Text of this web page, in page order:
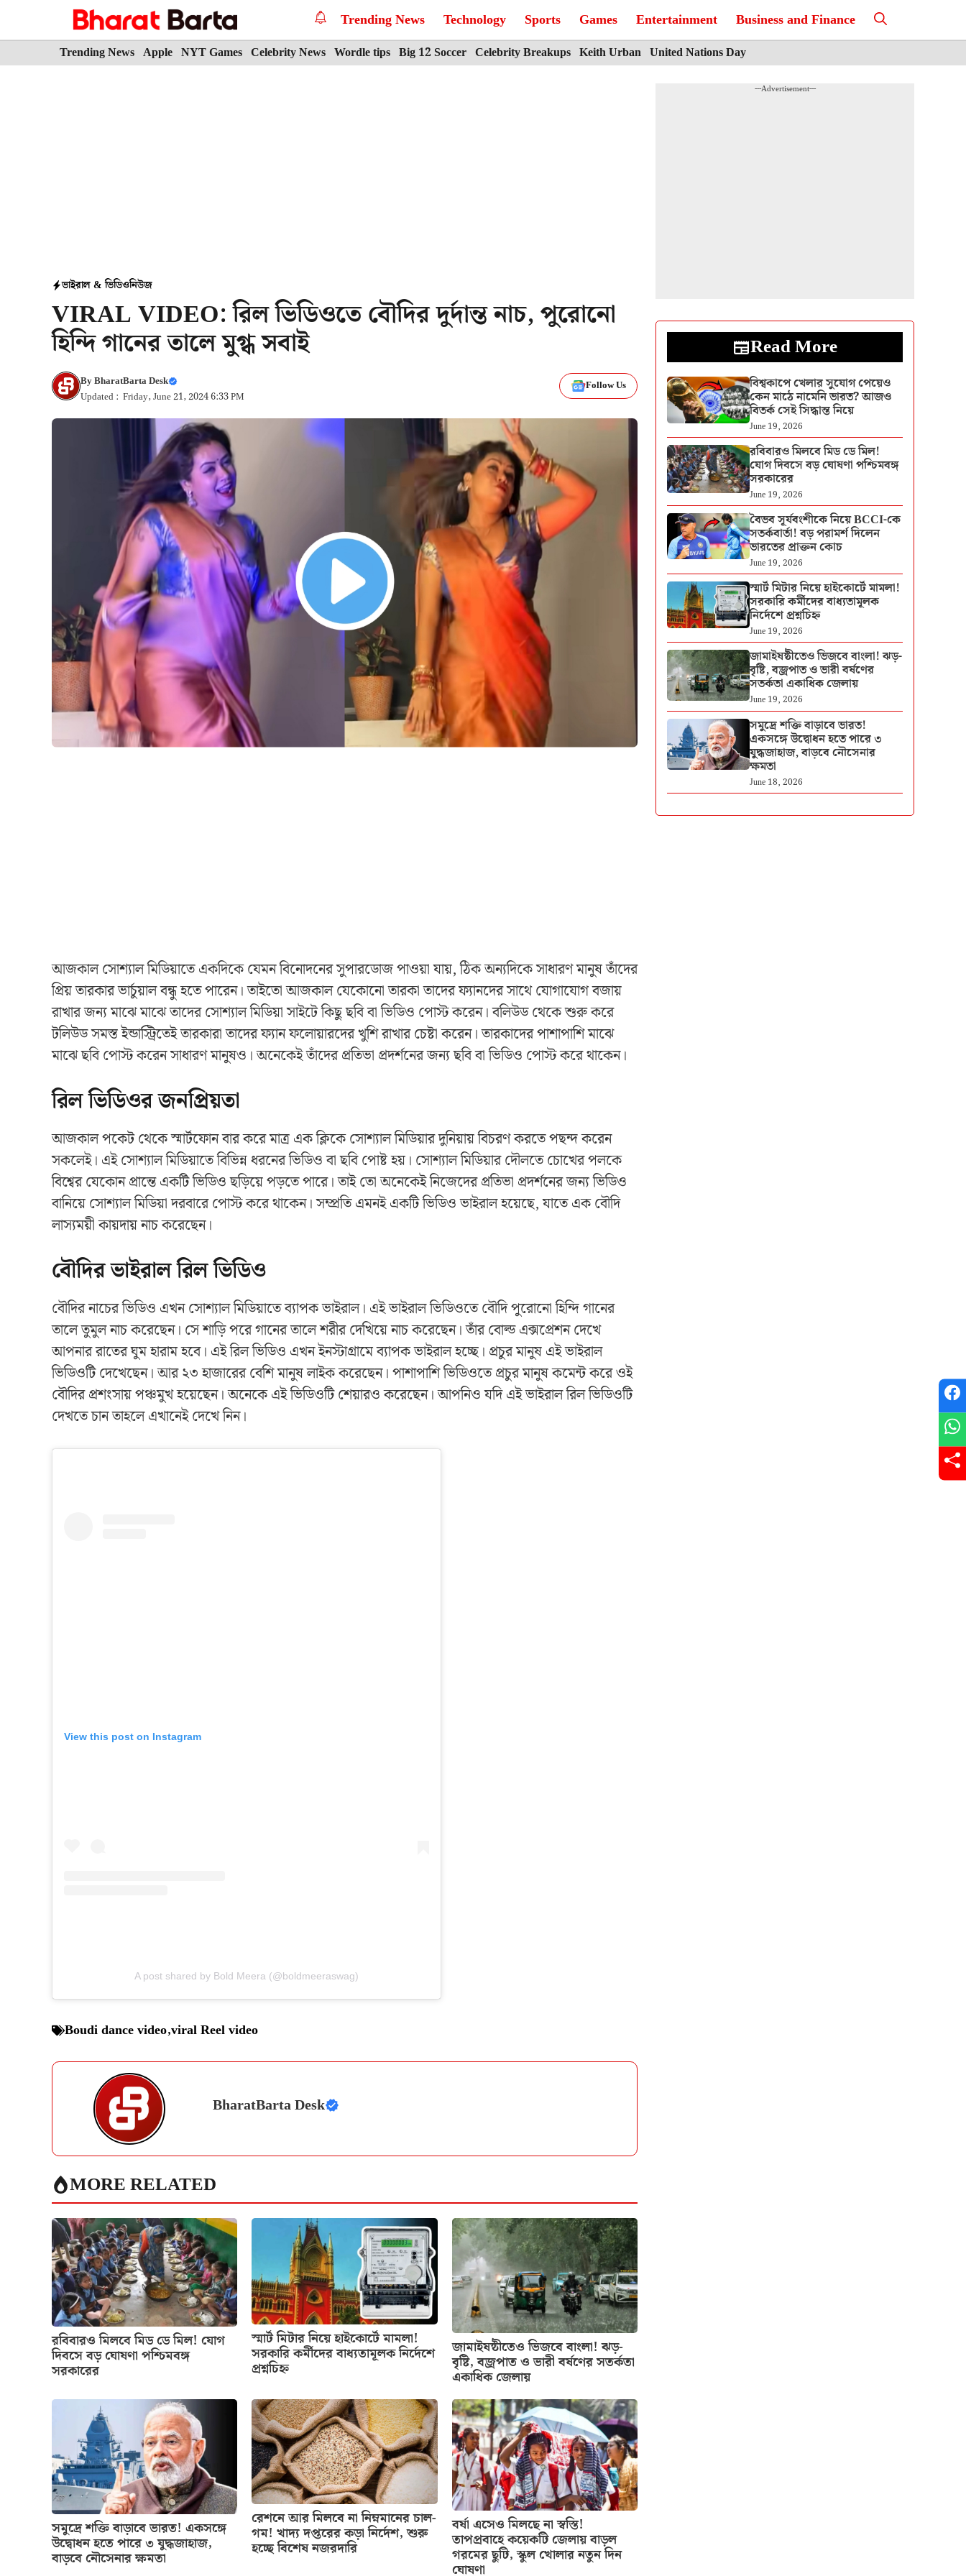
Trending News Technology Sports Games Entertainment Business and Finance
Trending News Apple NYT Games Celebrity News Wordle tips Big 12 Soccer Celebrity Breakups Keith Urban United Nations Day
ভাইরাল & ভিডিওনিউজ
VIRAL VIDEO: রিল ভিডিওতে বৌদির দুর্দান্ত নাচ, পুরোনো
হিন্দি গানের তালে মুগ্ধ সবাই
ByBharatBarta Desk
Updated : Friday, June 21, 2024 6:33 PM
Follow Us
আজকাল সোশ্যাল মিডিয়াতে একদিকে যেমন বিনোদনের সুপারডোজ পাওয়া যায়, ঠিক অন্যদিকে সাধারণ মানুষ তাঁদের
প্রিয় তারকার ভার্চুয়াল বন্ধু হতে পারেন। তাইতো আজকাল যেকোনো তারকা তাদের ফ্যানদের সাথে যোগাযোগ বজায়
রাখার জন্য মাঝে মাঝে তাদের সোশ্যাল মিডিয়া সাইটে কিছু ছবি বা ভিডিও পোস্ট করেন। বলিউড থেকে শুরু করে
টলিউড সমস্ত ইন্ডাস্ট্রিতেই তারকারা তাদের ফ্যান ফলোয়ারদের খুশি রাখার চেষ্টা করেন। তারকাদের পাশাপাশি মাঝে
মাঝে ছবি পোস্ট করেন সাধারণ মানুষও। অনেকেই তাঁদের প্রতিভা প্রদর্শনের জন্য ছবি বা ভিডিও পোস্ট করে থাকেন।
রিল ভিডিওর জনপ্রিয়তা
আজকাল পকেট থেকে স্মার্টফোন বার করে মাত্র এক ক্লিকে সোশ্যাল মিডিয়ার দুনিয়ায় বিচরণ করতে পছন্দ করেন
সকলেই। এই সোশ্যাল মিডিয়াতে বিভিন্ন ধরনের ভিডিও বা ছবি পোষ্ট হয়। সোশ্যাল মিডিয়ার দৌলতে চোখের পলকে
বিশ্বের যেকোন প্রান্তে একটি ভিডিও ছড়িয়ে পড়তে পারে। তাই তো অনেকেই নিজেদের প্রতিভা প্রদর্শনের জন্য ভিডিও
বানিয়ে সোশ্যাল মিডিয়া দরবারে পোস্ট করে থাকেন। সম্প্রতি এমনই একটি ভিডিও ভাইরাল হয়েছে, যাতে এক বৌদি
লাস্যময়ী কায়দায় নাচ করেছেন।
বৌদির ভাইরাল রিল ভিডিও
বৌদির নাচের ভিডিও এখন সোশ্যাল মিডিয়াতে ব্যাপক ভাইরাল। এই ভাইরাল ভিডিওতে বৌদি পুরোনো হিন্দি গানের
তালে তুমুল নাচ করেছেন। সে শাড়ি পরে গানের তালে শরীর দেখিয়ে নাচ করেছেন। তাঁর বোল্ড এক্সপ্রেশন দেখে
আপনার রাতের ঘুম হারাম হবে। এই রিল ভিডিও এখন ইনস্টাগ্রামে ব্যাপক ভাইরাল হচ্ছে। প্রচুর মানুষ এই ভাইরাল
ভিডিওটি দেখেছেন। আর ২৩ হাজারের বেশি মানুষ লাইক করেছেন। পাশাপাশি ভিডিওতে প্রচুর মানুষ কমেন্ট করে ওই
বৌদির প্রশংসায় পঞ্চমুখ হয়েছেন। অনেকে এই ভিডিওটি শেয়ারও করেছেন। আপনিও যদি এই ভাইরাল রিল ভিডিওটি
দেখতে চান তাহলে এখানেই দেখে নিন।
View this post on Instagram
A post shared by Bold Meera (@boldmeeraswag)
Boudi dance video,viral Reel video
BharatBarta Desk
MORE RELATED
রবিবারও মিলবে মিড ডে মিল! যোগ
দিবসে বড় ঘোষণা পশ্চিমবঙ্গ
সরকারের
স্মার্ট মিটার নিয়ে হাইকোর্টে মামলা!
সরকারি কর্মীদের বাধ্যতামূলক নির্দেশে
প্রশ্নচিহ্ন
জামাইষষ্ঠীতেও ভিজবে বাংলা! ঝড়-
বৃষ্টি, বজ্রপাত ও ভারী বর্ষণের সতর্কতা
একাধিক জেলায়
সমুদ্রে শক্তি বাড়াবে ভারত! একসঙ্গে
উদ্বোধন হতে পারে ৩ যুদ্ধজাহাজ,
বাড়বে নৌসেনার ক্ষমতা
রেশনে আর মিলবে না নিম্নমানের চাল-
গম! খাদ্য দপ্তরের কড়া নির্দেশ, শুরু
হচ্ছে বিশেষ নজরদারি
বর্ষা এসেও মিলছে না স্বস্তি!
তাপপ্রবাহে কয়েকটি জেলায় বাড়ল
গরমের ছুটি, স্কুল খোলার নতুন দিন
ঘোষণা
---Advertisement---
Read More
বিশ্বকাপে খেলার সুযোগ পেয়েও
কেন মাঠে নামেনি ভারত? আজও
বিতর্ক সেই সিদ্ধান্ত নিয়ে
June 19, 2026
রবিবারও মিলবে মিড ডে মিল!
যোগ দিবসে বড় ঘোষণা পশ্চিমবঙ্গ
সরকারের
June 19, 2026
বৈভব সূর্যবংশীকে নিয়ে BCCI-কে
সতর্কবার্তা! বড় পরামর্শ দিলেন
ভারতের প্রাক্তন কোচ
June 19, 2026
স্মার্ট মিটার নিয়ে হাইকোর্টে মামলা!
সরকারি কর্মীদের বাধ্যতামূলক
নির্দেশে প্রশ্নচিহ্ন
June 19, 2026
জামাইষষ্ঠীতেও ভিজবে বাংলা! ঝড়-
বৃষ্টি, বজ্রপাত ও ভারী বর্ষণের
সতর্কতা একাধিক জেলায়
June 19, 2026
সমুদ্রে শক্তি বাড়াবে ভারত!
একসঙ্গে উদ্বোধন হতে পারে ৩
যুদ্ধজাহাজ, বাড়বে নৌসেনার
ক্ষমতা
June 18, 2026